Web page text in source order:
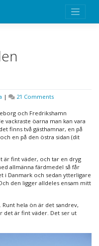
| 21 Commentson
Hund
och Fredrikshamn
vackraste öarna man kan vara
finns två gästhamnar, en på
en på den östra sidan (dit
är fint väder, och tar en dryg
allmänna färdmedel så får
i Danmark och sedan ytterligare
den ligger alldeles ensam mitt
Runt hela ön är det sandrev,
det är fint väder. Det ser ut